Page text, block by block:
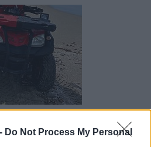
Do Not Process My Personal
per il trasferimento d'urgenza